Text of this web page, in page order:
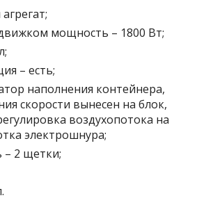
мощность – 1800 Вт;
– есть;
наполнения контейнера,
скорости вынесен на блок,
воздухопотока на
электрошнура;
– 2 щетки;